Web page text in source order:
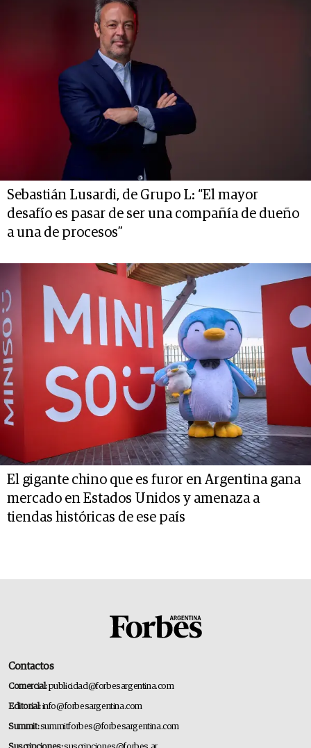
Sebastián Lusardi, de Grupo L: “El mayor
desafío es pasar de ser una compañía de dueño
a una de procesos”
El gigante chino que es furor en Argentina gana
mercado en Estados Unidos y amenaza a
tiendas históricas de ese país
Contactos
Comercial:publicidad@forbesargentina.com
Editorial:info@forbesargentina.com
Summit:summitforbes@forbesargentina.com